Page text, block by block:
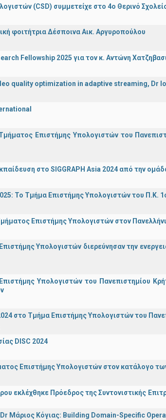
(CSD) συμμετείχε στο 4ο Θερινό
φοιτήτρια Δέσποινα Αικ. Αργυροπούλου
Fellowship 2025 για τον κ. Αντώνη
quality optimization in adaptive streaming, Dr
Επιστήμης Υπολογιστών του
στο SIGGRAPH Asia 2024 από την
Το Τμήμα Επιστήμης Υπολογιστών του Π.Κ.
Επιστήμης Υπολογιστών στον
Υπολογιστών διερεύνησαν την
Υπολογιστών του Πανεπιστημίου
στο Τμήμα Επιστήμης Υπολογιστών του
DISC 2024
Επιστήμης Υπολογιστών στον κατάλογο
εκλέχθηκε Πρόεδρος της Συντονιστικής
Μάριος Κόγιας: Building Domain-Specific